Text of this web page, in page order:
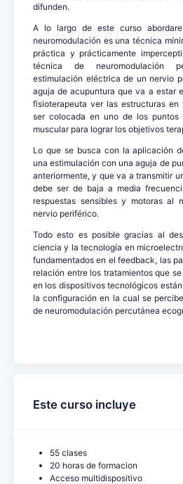
difunden.
A lo largo de este curso
neuromodulación es una técnica
práctica y prácticamente
técnica de neuromodulación
estimulación eléctrica de un nervio
aguja de acupuntura que va a estar
fisioterapeuta ver las estructuras
ser colocada en uno de los puntos
muscular para lograr los objetivos
Lo que se busca con la aplicación
una estimulación con una aguja de
anteriormente, y que va a transmitir
debe ser de baja a media
respuestas sensibles y motoras al
nervio periférico.
Todo esto es posible gracias al
ciencia y la tecnología en
fundamentados en el feedback, las
relación entre los tratamientos que
en los dispositivos tecnológicos
la configuración en la cual se
de neuromodulación percutánea
Este curso incluye
55 clases
20 horas de formacion
Acceso multidispositivo